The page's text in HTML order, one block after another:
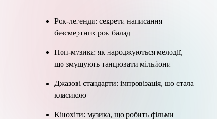
Рок-легенди: секрети написання
безсмертних рок-балад
Поп-музика: як народжуються мелодії,
що змушують танцювати мільйони
Джазові стандарти: імпровізація, що стала
класикою
Кінохіти: музика, що робить фільми